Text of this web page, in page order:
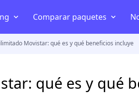
Telcel
Comparar paquetes
Izzi vs Totalplay
Movistar: qué es y qué beneficios incluye
qué es y qué